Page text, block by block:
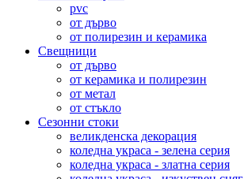
pvc
от дърво
от полирезин и керамика
Свещници
от дърво
от керамика и полирезин
от метал
от стъкло
Сезонни стоки
великденска декорация
коледна украса - зелена серия
коледна украса - златна серия